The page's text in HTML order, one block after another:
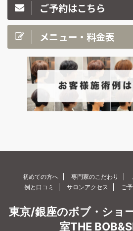
ご予約はこちら
メニュー・料金表
初めての方へ 専門家のこだわり
例と口コミ
サロンアクセス ご
東京/銀座のボブ・ショ
室THE